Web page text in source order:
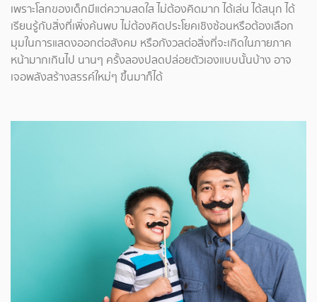
เพราะโลกของเด็กมีแต่ความสดใส ไม่ต้องคิดมาก ได้เล่น ได้สนุก ได้
เรียนรู้กับสิ่งที่เพิ่งค้นพบ ไม่ต้องคิดประโยคเชิงซ้อนหรือต้องเลือก
มุมในการแสดงออกต่อสังคม หรือกังวลต่อสิ่งที่จะเกิดในภายภาค
หน้ามากเกินไป นานๆ ครั้งลองปลดปล่อยตัวเองแบบนั้นบ้าง อาจ
เจอพลังสร้างสรรค์ใหม่ๆ ขึ้นมาก็ได้